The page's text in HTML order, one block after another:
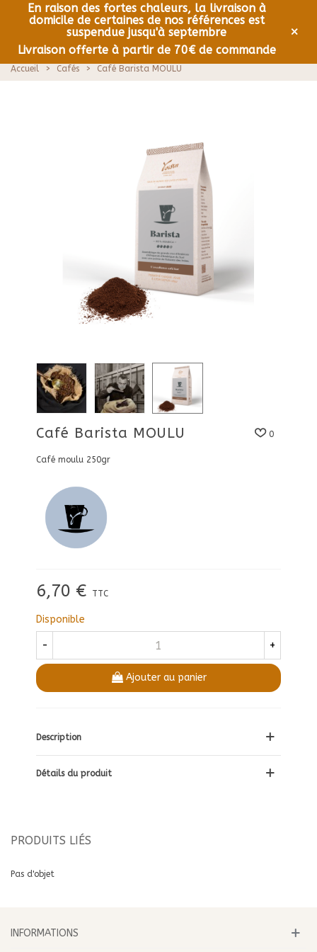
Menu 0
Accueil > Cafés > Café Barista MOULU
Café Barista MOULU 0
Café moulu 250gr
6,70 € TTC
Disponible
- +
Ajouter au panier
Description
Détails du produit
PRODUITS LIÉS
Pas d'objet
INFORMATIONS
En raison des fortes chaleurs, la livraison à
domicile de certaines de nos références est
suspendue jusqu'à septembre
Livraison offerte à partir de 70€ de commande
×